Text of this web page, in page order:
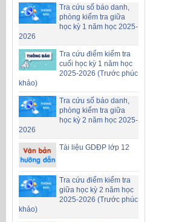
Tra cứu số báo danh,
phòng kiểm tra giữa
học kỳ 1 năm học 2025-
2026
Tra cứu điểm kiểm tra
cuối học kỳ 1 năm học
2025-2026 (Trước phúc
khảo)
Tra cứu số báo danh,
phòng kiểm tra giữa
học kỳ 2 năm học 2025-
2026
Tài liệu GDĐP lớp 12
Tra cứu điểm kiểm tra
giữa học kỳ 2 năm học
2025-2026 (Trước phúc
khảo)